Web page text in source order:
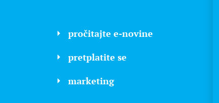
pročitajte e-novine
pretplatite se
marketing